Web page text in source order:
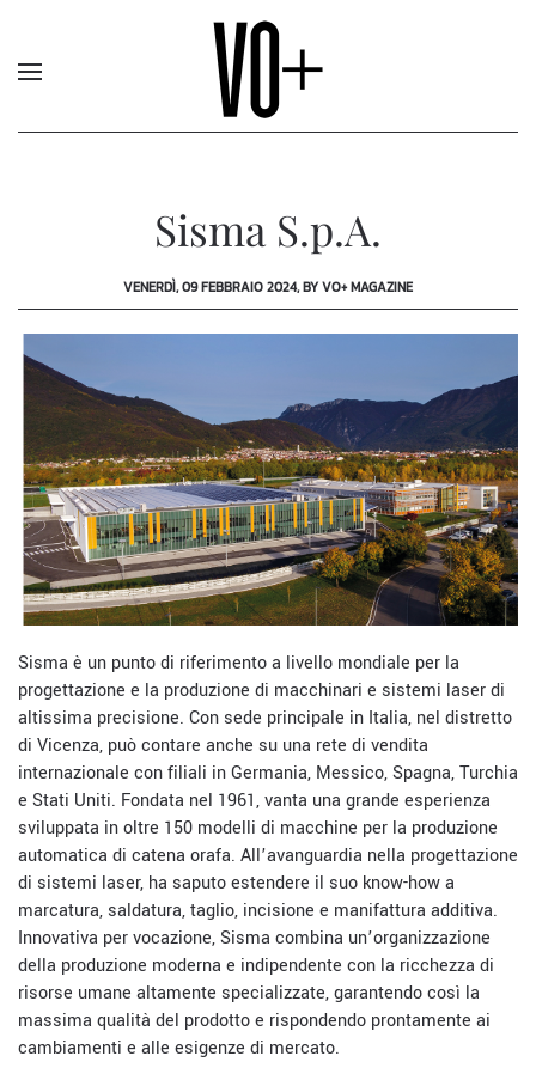
Sisma S.p.A.
VENERDÌ, 09 FEBBRAIO 2024, BY VO+ MAGAZINE
Sisma è un punto di riferimento a livello mondiale per la
progettazione e la produzione di macchinari e sistemi laser di
altissima precisione. Con sede principale in Italia, nel distretto
di Vicenza, può contare anche su una rete di vendita
internazionale con filiali in Germania, Messico, Spagna, Turchia
e Stati Uniti. Fondata nel 1961, vanta una grande esperienza
sviluppata in oltre 150 modelli di macchine per la produzione
automatica di catena orafa. All’avanguardia nella progettazione
di sistemi laser, ha saputo estendere il suo know-how a
marcatura, saldatura, taglio, incisione e manifattura additiva.
Innovativa per vocazione, Sisma combina un’organizzazione
della produzione moderna e indipendente con la ricchezza di
risorse umane altamente specializzate, garantendo così la
massima qualità del prodotto e rispondendo prontamente ai
cambiamenti e alle esigenze di mercato.